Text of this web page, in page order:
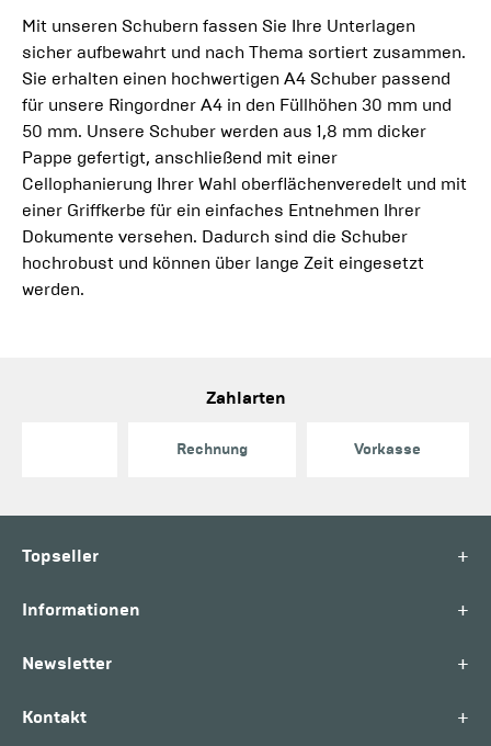
Mit unseren Schubern fassen Sie Ihre Unterlagen
sicher aufbewahrt und nach Thema sortiert zusammen.
Sie erhalten einen hochwertigen A4 Schuber passend
für unsere Ringordner A4 in den Füllhöhen 30 mm und
50 mm. Unsere Schuber werden aus 1,8 mm dicker
Pappe gefertigt, anschließend mit einer
Cellophanierung Ihrer Wahl oberflächenveredelt und mit
einer Griffkerbe für ein einfaches Entnehmen Ihrer
Dokumente versehen. Dadurch sind die Schuber
hochrobust und können über lange Zeit eingesetzt
werden.
Zahlarten
Rechnung Vorkasse
Topseller +
Informationen +
Newsletter +
Kontakt +